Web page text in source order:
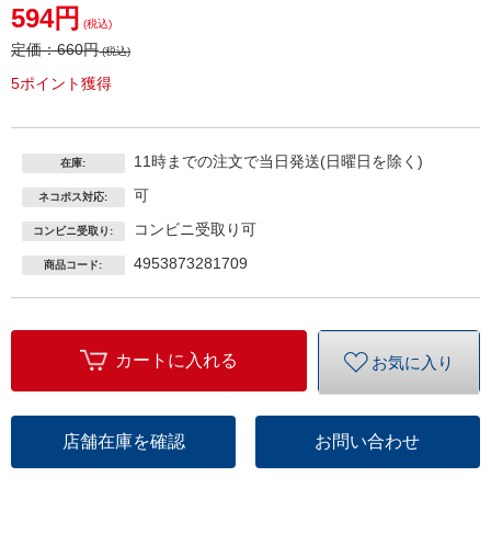
１２６
リング
ハイパ
－１２
594円 (税込)
定価：660円(税込)
5ポイント獲得
在庫: 11時までの注文で当日発送(日曜日を除く)
ネコポス対応: 可
コンビニ受取り: コンビニ受取り可
商品コード: 4953873281709
カートに入れる お気に入り
店舗在庫を確認 お問い合わせ